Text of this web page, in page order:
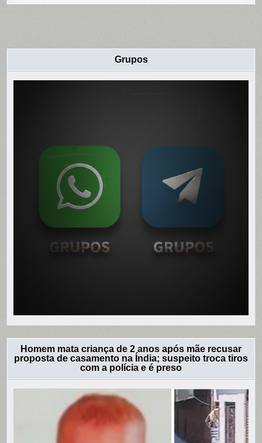
Grupos
Homem mata criança de 2 anos após mãe recusar
proposta de casamento na Índia; suspeito troca tiros
com a polícia e é preso